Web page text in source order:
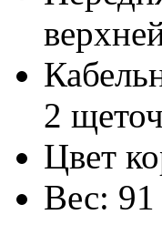
2
Цвет
Вес: 91